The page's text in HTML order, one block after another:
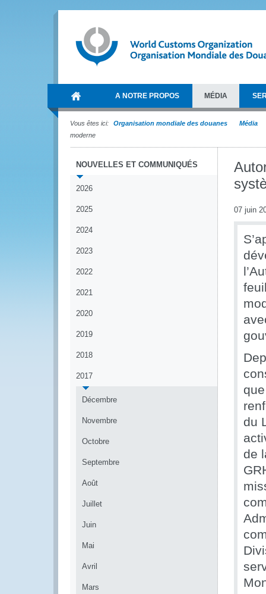
A NOTRE PROPOS MÉDIA
Vous êtes ici: Organisation mondiale des douanes
Média
moderne
NOUVELLES ET COMMUNIQUÉS
2026
2025
2024
2023
2022
2021
2020
2019
2018
2017
Décembre
Novembre
Octobre
Septembre
Août
Juillet
Juin
Mai
Avril
Mars
07 juin
du
de